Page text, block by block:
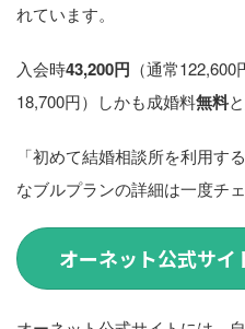
れています。
入会時43,200円 （通常
18,700円）しかも成婚料無料
「初めて結婚相談所を利用す
なブルプランの詳細は一度チ
オーネット公式サイ